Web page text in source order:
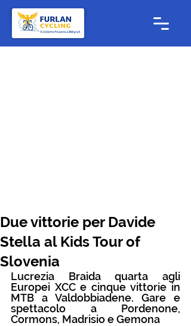
Due vittorie per Davide
Stella al Kids Tour of
Slovenia
Lucrezia Braida quarta agli
Europei XCC e cinque vittorie in
MTB a Valdobbiadene. Gare e
spettacolo a Pordenone,
Cormons, Madrisio e Gemona